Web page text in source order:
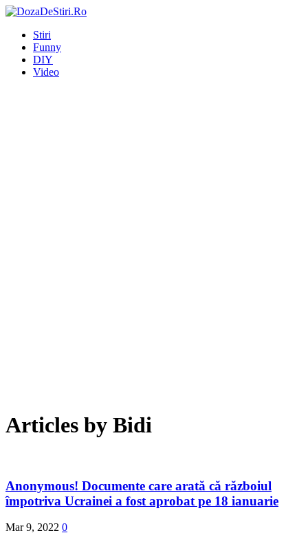
Stiri
Funny
DIY
Video
Articles by Bidi
Anonymous! Documente care arată că războiul
împotriva Ucrainei a fost aprobat pe 18 ianuarie
Mar 9, 2022 0